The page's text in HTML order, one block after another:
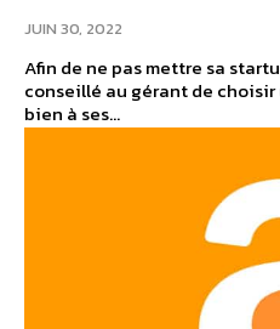
JUIN 30, 2022
Afin de ne pas mettre sa
conseillé au gérant de
bien à ses...